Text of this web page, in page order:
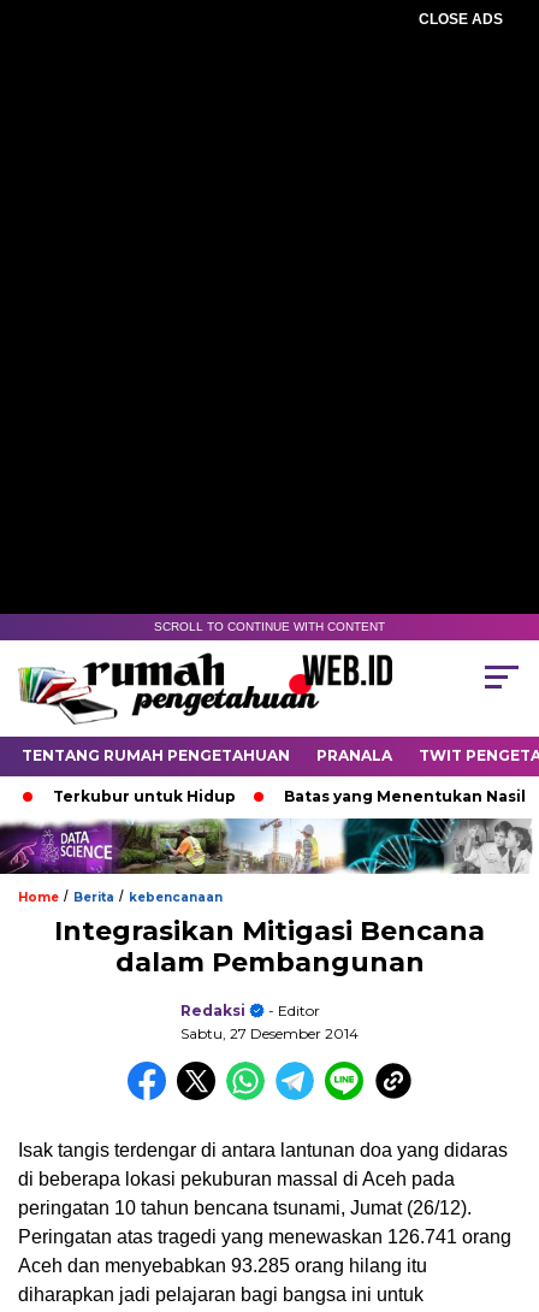
CLOSE ADS
SCROLL TO CONTINUE WITH CONTENT
TENTANG RUMAH PENGETAHUAN PRANALA TWIT
Terkubur untuk Hidup Batas yang Menentukan Nasib
Home / Berita / kebencanaan
Integrasikan Mitigasi Bencana
dalam Pembangunan
Redaksi
- Editor
Sabtu, 27 Desember 2014
Isak tangis terdengar di antara lantunan doa yang didaras
di beberapa lokasi pekuburan massal di Aceh pada
peringatan 10 tahun bencana tsunami, Jumat (26/12).
Peringatan atas tragedi yang menewaskan 126.741 orang
Aceh dan menyebabkan 93.285 orang hilang itu
diharapkan jadi pelajaran bagi bangsa ini untuk